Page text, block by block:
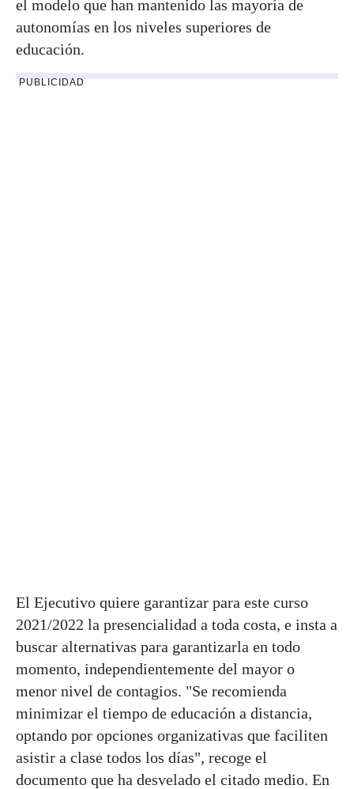
el modelo que han mantenido las mayoría de
autonomías en los niveles superiores de
educación.
PUBLICIDAD
El Ejecutivo quiere garantizar para este curso
2021/2022 la presencialidad a toda costa, e insta a
buscar alternativas para garantizarla en todo
momento, independientemente del mayor o
menor nivel de contagios. "Se recomienda
minimizar el tiempo de educación a distancia,
optando por opciones organizativas que faciliten
asistir a clase todos los días", recoge el
documento que ha desvelado el citado medio. En